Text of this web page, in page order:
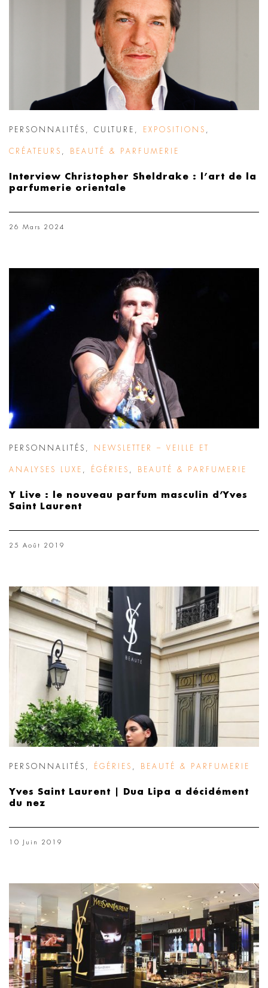
PERSONNALITÉS CULTURE EXPOSITIONS
CRÉATEURS BEAUTÉ & PARFUMERIE
Interview Christopher Sheldrake : l’art de la
parfumerie orientale
26 Mars 2024
PERSONNALITÉS NEWSLETTER – VEILLE ET
ANALYSES LUXE ÉGÉRIES BEAUTÉ & PARFUMERIE
Y Live : le nouveau parfum masculin d’Yves
Saint Laurent
25 Août 2019
PERSONNALITÉS ÉGÉRIES BEAUTÉ & PARFUMERIE
Yves Saint Laurent | Dua Lipa a décidément
du nez
10 Juin 2019